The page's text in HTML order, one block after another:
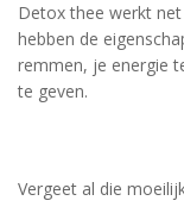
Detox thee werkt
hebben de
remmen, je energie
te geven.
Vergeet al die